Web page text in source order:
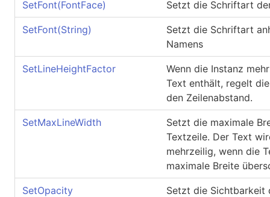
SetFont(FontFace) Setzt die Schriftart
SetFont(String)
Setzt die Schriftart
Namens
SetLineHeightFactor
Wenn die Instanz
Text enthält, regelt
den Zeilenabstand.
SetMaxLineWidth
Setzt die maximale
Textzeile. Der Text
mehrzeilig, wenn die
maximale Breite
SetOpacity
Setzt die Sichtbarkeit